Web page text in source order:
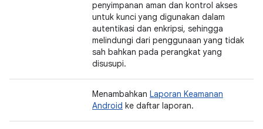
penyimpanan aman dan kontrol akses
untuk kunci yang digunakan dalam
autentikasi dan enkripsi, sehingga
melindungi dari penggunaan yang tidak
sah bahkan pada perangkat yang
disusupi.
Menambahkan Laporan Keamanan
Android ke daftar laporan.